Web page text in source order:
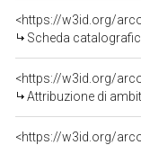
<https://w3id.org/
Scheda
<https://w3id.org/
Attribuzione di
<https://w3id.org/